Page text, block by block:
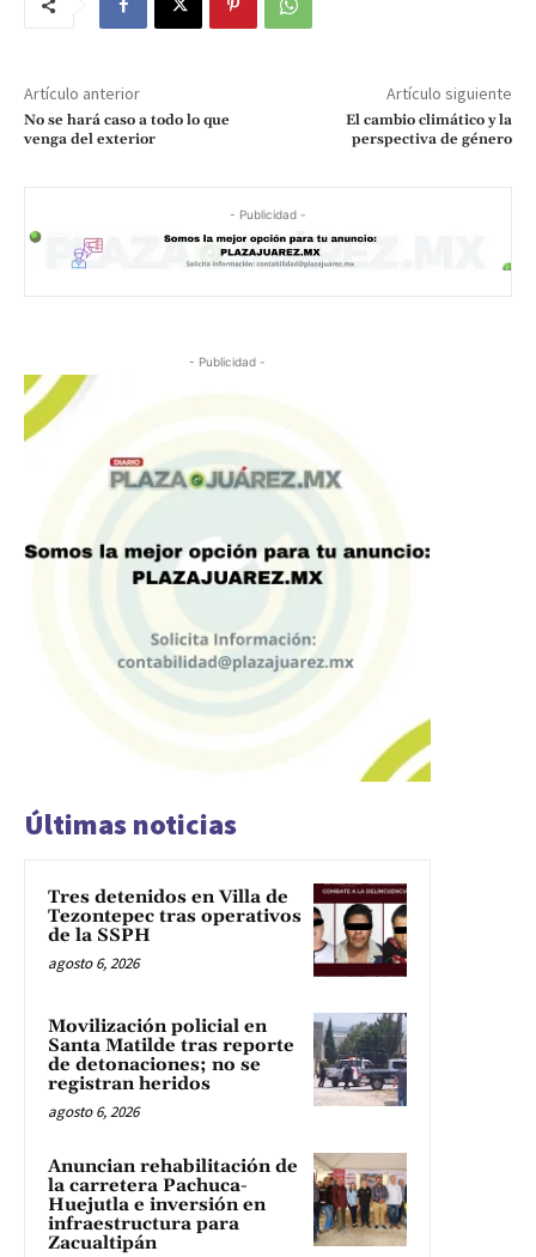
Artículo anterior
No se hará caso a todo lo que
venga del exterior
Artículo siguiente
El cambio climático y la
perspectiva de género
- Publicidad -
- Publicidad -
Últimas noticias
Tres detenidos en Villa de
Tezontepec tras operativos
de la SSPH
agosto 6, 2026
Movilización policial en
Santa Matilde tras reporte
de detonaciones; no se
registran heridos
agosto 6, 2026
Anuncian rehabilitación de
la carretera Pachuca-
Huejutla e inversión en
infraestructura para
Zacualtipán